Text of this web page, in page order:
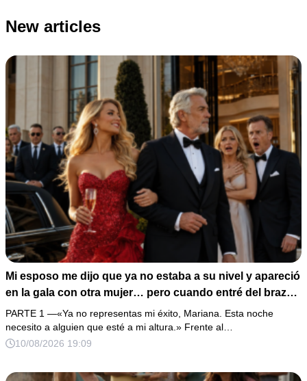
New articles
Mi esposo me dijo que ya no estaba a su nivel y apareció
en la gala con otra mujer… pero cuando entré del brazo
del hombre que él más admiraba, descubrió demasiado
tarde que era mi padre.
PARTE 1 —«Ya no representas mi éxito, Mariana. Esta noche
necesito a alguien que esté a mi altura.» Frente al…
10/08/2026 19:09